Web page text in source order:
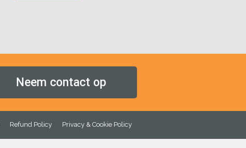
Neem contact op
Refund Policy Privacy & Cookie Policy